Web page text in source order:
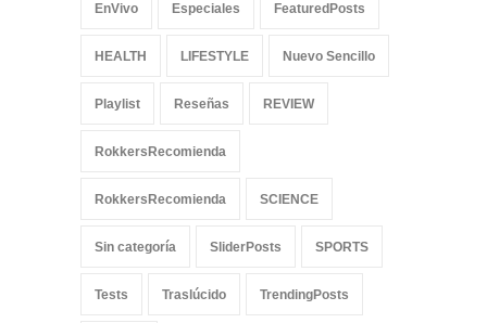
EnVivo Especiales FeaturedPosts
HEALTH LIFESTYLE Nuevo Sencillo
Playlist Reseñas REVIEW
RokkersRecomienda
RokkersRecomienda SCIENCE
Sin categoría SliderPosts SPORTS
Tests Traslúcido TrendingPosts